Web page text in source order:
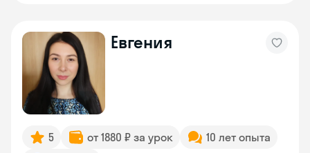
Евгения
5 от 1880 ₽ за урок
10 лет опыта